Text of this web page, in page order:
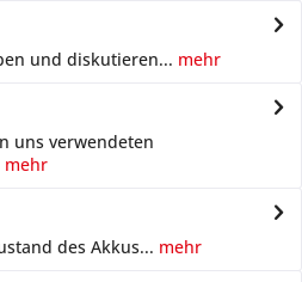
und diskutieren... mehr
uns verwendeten
mehr
des Akkus... mehr